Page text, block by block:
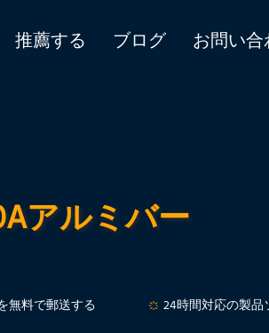
推薦する ブログ お問い
アルミバー
無料で郵送する 24時間対応の製